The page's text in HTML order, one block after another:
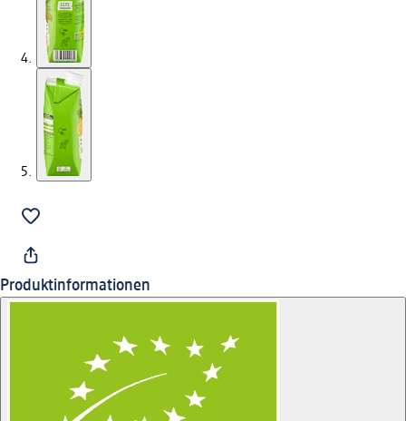
Produktinformationen